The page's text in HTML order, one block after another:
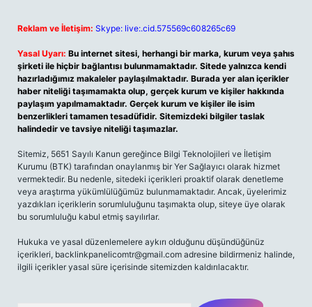
Reklam ve İletişim: Skype: live:.cid.575569c608265c69
Yasal Uyarı: Bu internet sitesi, herhangi bir marka, kurum veya şahıs
şirketi ile hiçbir bağlantısı bulunmamaktadır. Sitede yalnızca kendi
hazırladığımız makaleler paylaşılmaktadır. Burada yer alan içerikler
haber niteliği taşımamakta olup, gerçek kurum ve kişiler hakkında
paylaşım yapılmamaktadır. Gerçek kurum ve kişiler ile isim
benzerlikleri tamamen tesadüfidir. Sitemizdeki bilgiler taslak
halindedir ve tavsiye niteliği taşımazlar.
Sitemiz, 5651 Sayılı Kanun gereğince Bilgi Teknolojileri ve İletişim
Kurumu (BTK) tarafından onaylanmış bir Yer Sağlayıcı olarak hizmet
vermektedir. Bu nedenle, sitedeki içerikleri proaktif olarak denetleme
veya araştırma yükümlülüğümüz bulunmamaktadır. Ancak, üyelerimiz
yazdıkları içeriklerin sorumluluğunu taşımakta olup, siteye üye olarak
bu sorumluluğu kabul etmiş sayılırlar.
Hukuka ve yasal düzenlemelere aykırı olduğunu düşündüğünüz
içerikleri, backlinkpanelicomtr@gmail.com adresine bildirmeniz halinde,
ilgili içerikler yasal süre içerisinde sitemizden kaldırılacaktır.